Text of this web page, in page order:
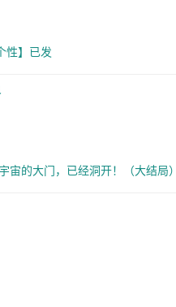
性】已发
宙的大门，已经洞开！（大结局）